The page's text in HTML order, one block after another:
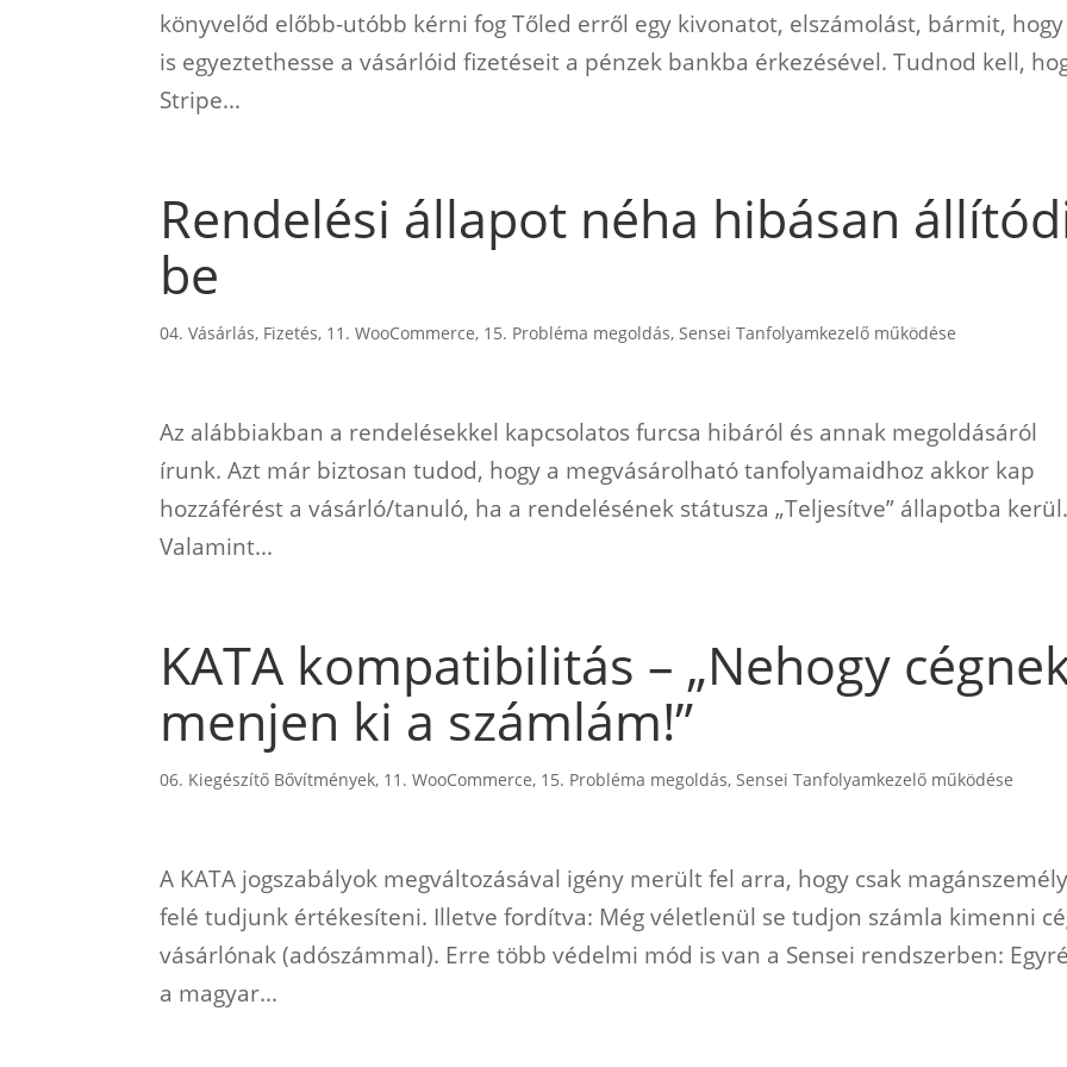
könyvelőd előbb-utóbb kérni fog Tőled erről egy kivonatot, elszámolást, bármit,
is egyeztethesse a vásárlóid fizetéseit a pénzek bankba érkezésével. Tudnod kell,
Stripe...
Rendelési állapot néha hibásan
be
04. Vásárlás, Fizetés, 11. WooCommerce, 15. Probléma megoldás,Sensei Tanfolyamkezelő működése
Az alábbiakban a rendelésekkel kapcsolatos furcsa hibáról és annak megoldásáról
írunk. Azt már biztosan tudod, hogy a megvásárolható tanfolyamaidhoz akkor kap
hozzáférést a vásárló/tanuló, ha a rendelésének státusza „Teljesítve” állapotba
Valamint...
KATA kompatibilitás – „Nehogy
menjen ki a számlám!”
06. Kiegészítő Bővítmények, 11. WooCommerce, 15. Probléma megoldás,Sensei Tanfolyamkezelő működése
A KATA jogszabályok megváltozásával igény merült fel arra, hogy csak
felé tudjunk értékesíteni. Illetve fordítva: Még véletlenül se tudjon számla kimenni
vásárlónak (adószámmal). Erre több védelmi mód is van a Sensei rendszerben:
a magyar...